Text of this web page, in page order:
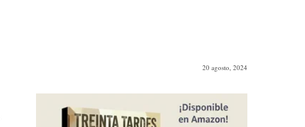
20 agosto, 2024